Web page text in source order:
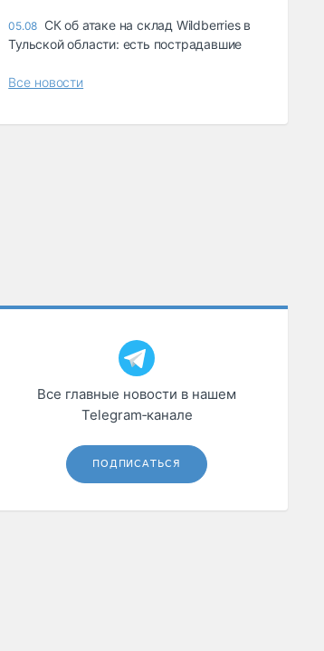
05.08 СК об атаке на склад Wildberries в
Тульской области: есть пострадавшие
Все новости
Все главные новости в нашем
Telegram‑канале
ПОДПИСАТЬСЯ